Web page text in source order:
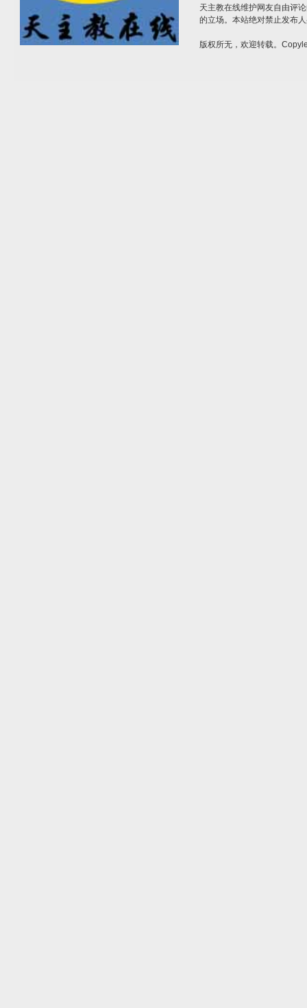
天主教在线维护网友自由评
的立场。本站绝对禁止发布
版权所无，欢迎转载。